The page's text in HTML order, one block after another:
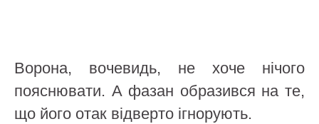
Ворона, вочевидь, не хоче нічого
пояснювати. А фазан образився на те,
що його отак відверто ігнорують.